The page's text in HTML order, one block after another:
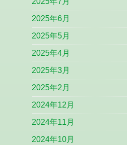
2025年6月
2025年5月
2025年4月
2025年3月
2025年2月
2024年12月
2024年11月
2024年10月